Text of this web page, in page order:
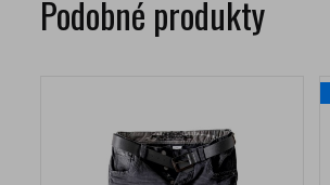
Podobné produkty